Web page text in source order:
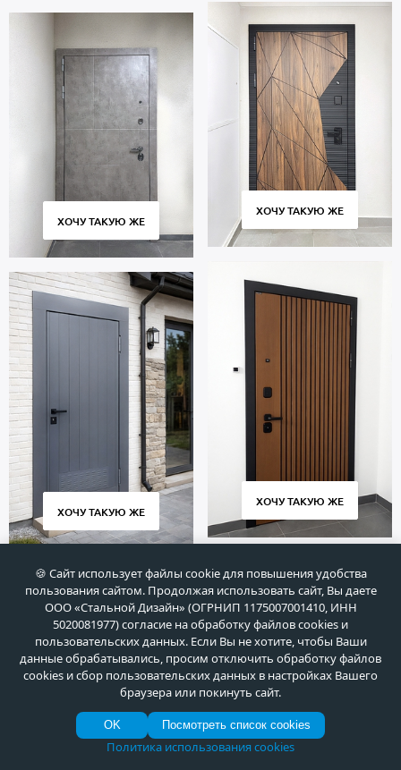
ХОЧУ ТАКУЮ ЖЕ
ХОЧУ ТАКУЮ ЖЕ
ХОЧУ ТАКУЮ ЖЕ
ХОЧУ ТАКУЮ ЖЕ
🍪 Сайт использует файлы cookie для повышения удобства
пользования сайтом. Продолжая использовать сайт, Вы даете
ООО «Стальной Дизайн» (ОГРНИП 1175007001410, ИНН
5020081977) согласие на обработку файлов cookies и
пользовательских данных. Если Вы не хотите, чтобы Ваши
данные обрабатывались, просим отключить обработку файлов
cookies и сбор пользовательских данных в настройках Вашего
браузера или покинуть сайт.
OK Посмотреть список cookies
Политика использования cookies